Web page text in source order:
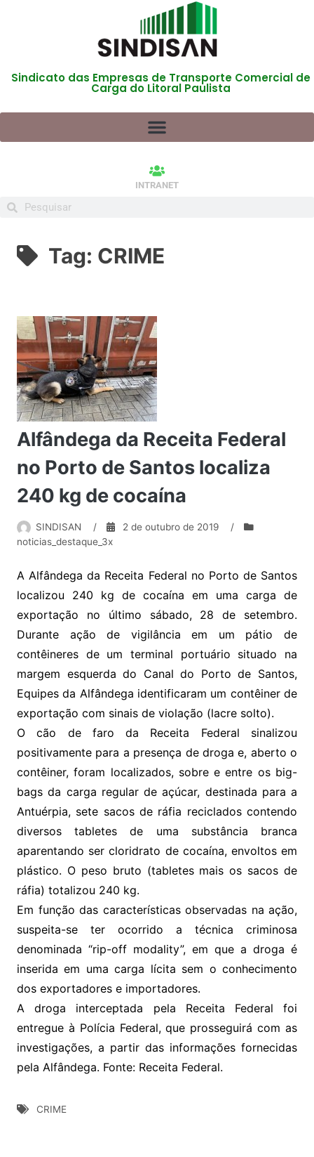
Sindicato das Empresas de Transporte Comercial de
Carga do Litoral Paulista
INTRANET
Tag: CRIME
Alfândega da Receita Federal
no Porto de Santos localiza
240 kg de cocaína
SINDISAN / 2 de outubro de 2019
/
noticias_destaque_3x
A Alfândega da Receita Federal no Porto de Santos
localizou 240 kg de cocaína em uma carga de
exportação no último sábado, 28 de setembro.
Durante ação de vigilância em um pátio de
contêineres de um terminal portuário situado na
margem esquerda do Canal do Porto de Santos,
Equipes da Alfândega identificaram um contêiner de
exportação com sinais de violação (lacre solto).
O cão de faro da Receita Federal sinalizou
positivamente para a presença de droga e, aberto o
contêiner, foram localizados, sobre e entre os big-
bags da carga regular de açúcar, destinada para a
Antuérpia, sete sacos de ráfia reciclados contendo
diversos tabletes de uma substância branca
aparentando ser cloridrato de cocaína, envoltos em
plástico. O peso bruto (tabletes mais os sacos de
ráfia) totalizou 240 kg.
Em função das características observadas na ação,
suspeita-se ter ocorrido a técnica criminosa
denominada “rip-off modality”, em que a droga é
inserida em uma carga lícita sem o conhecimento
dos exportadores e importadores.
A droga interceptada pela Receita Federal foi
entregue à Polícia Federal, que prosseguirá com as
investigações, a partir das informações fornecidas
pela Alfândega. Fonte: Receita Federal.
CRIME